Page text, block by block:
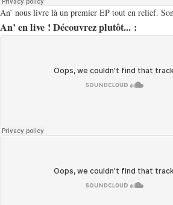
An’ nous livre là un premier EP tout en relief.
An’ en live ! Découvrez plutôt... :